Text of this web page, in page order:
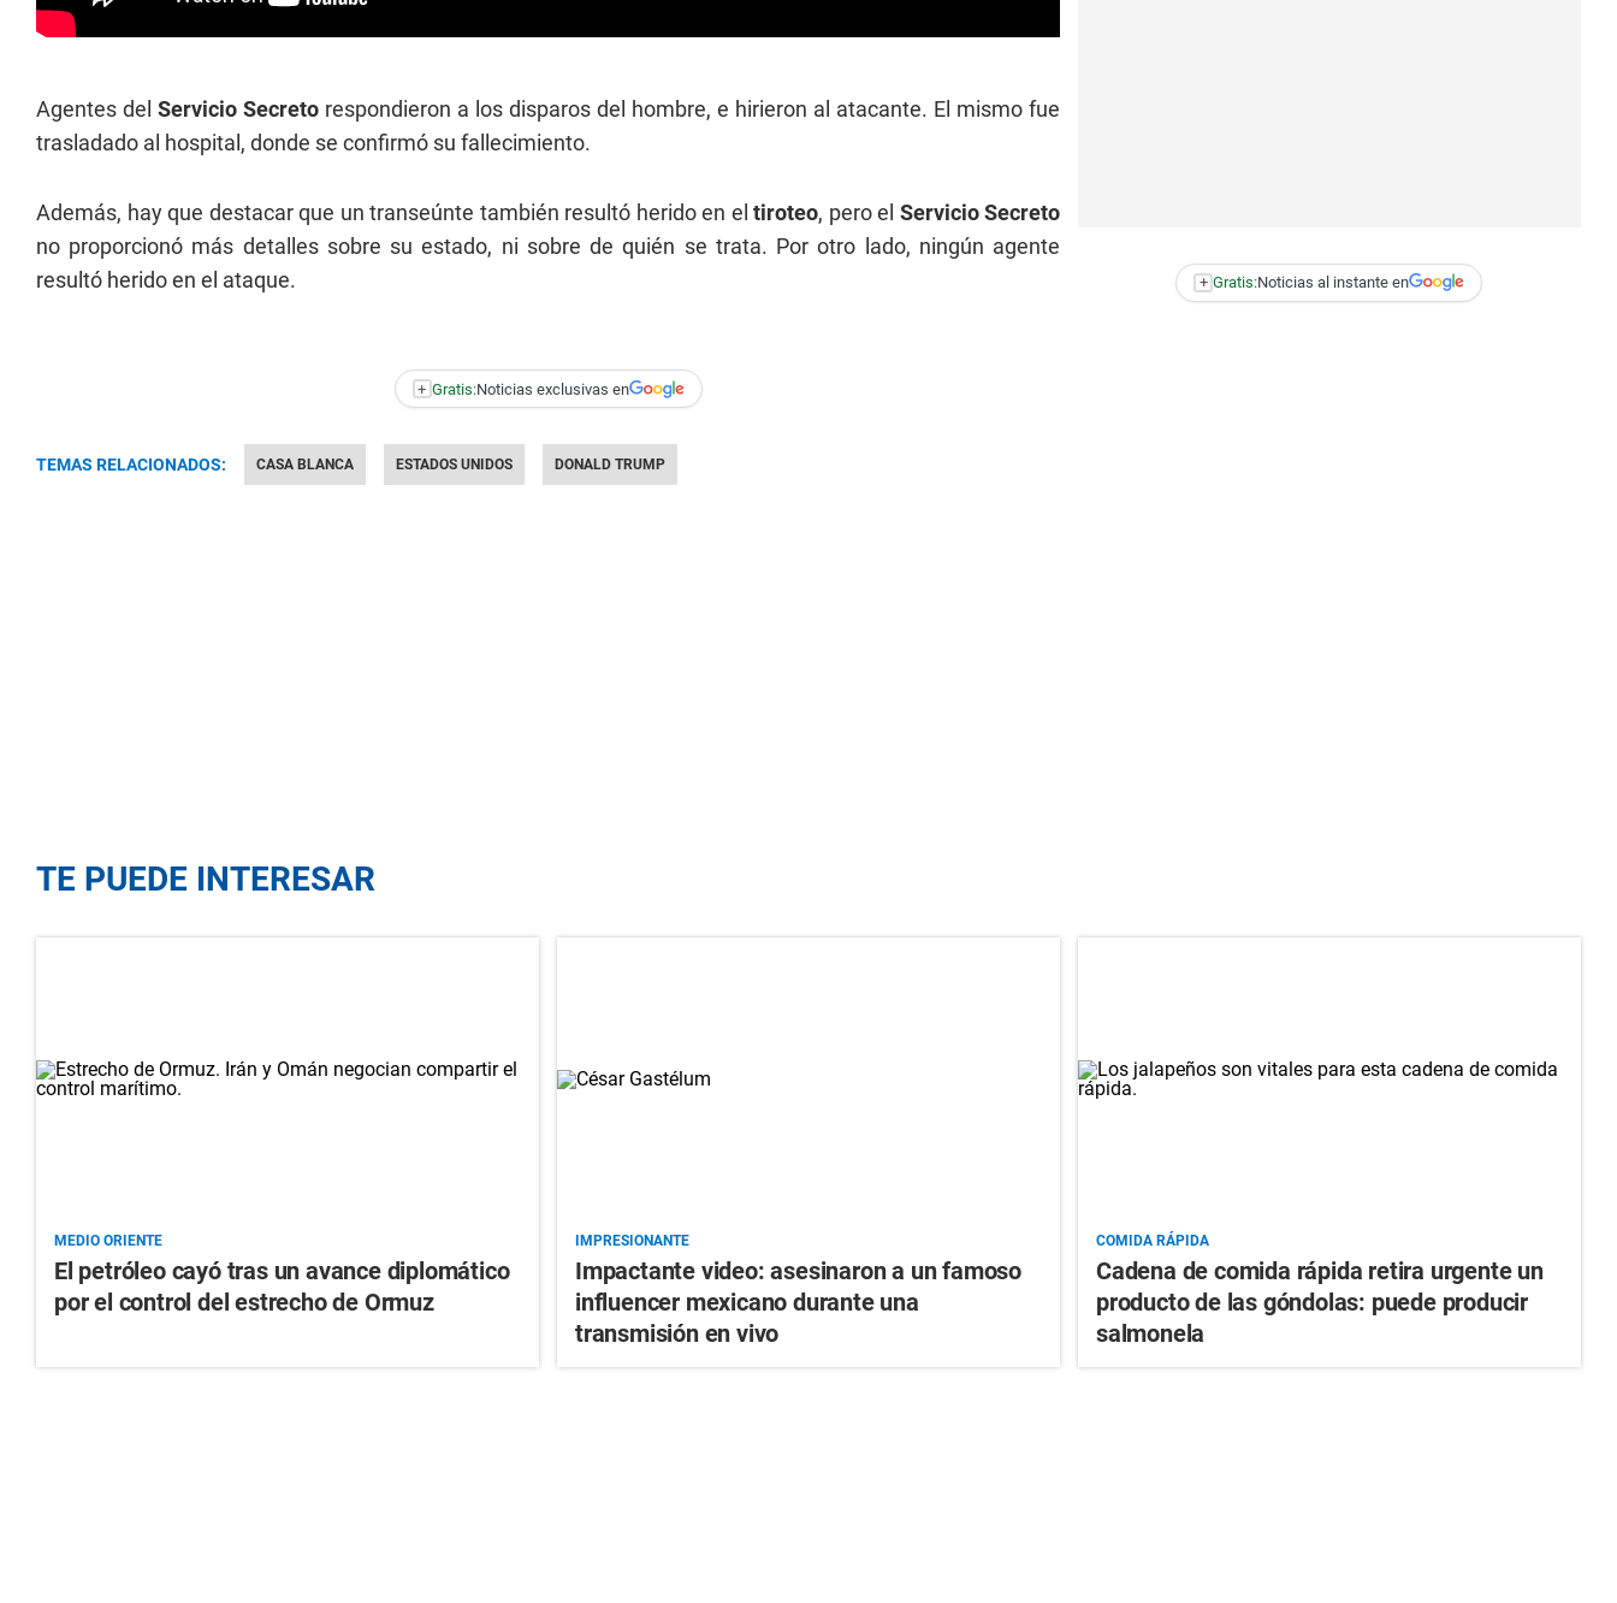
Agentes del Servicio Secreto respondieron a los disparos del hombre, e hirieron al atacante. El mismo fue
trasladado al hospital, donde se confirmó su fallecimiento.
Además, hay que destacar que un transeúnte también resultó herido en el tiroteo, pero el Servicio Secreto
no proporcionó más detalles sobre su estado, ni sobre de quién se trata. Por otro lado, ningún agente
resultó herido en el ataque.
+ Gratis:Noticias exclusivas en
TEMAS RELACIONADOS: CASA BLANCA ESTADOS UNIDOS DONALD TRUMP
+ Gratis:Noticias al instante en
TE PUEDE INTERESAR
MEDIO ORIENTE
El petróleo cayó tras un avance diplomático
por el control del estrecho de Ormuz
IMPRESIONANTE
Impactante video: asesinaron a un famoso
influencer mexicano durante una
transmisión en vivo
COMIDA RÁPIDA
Cadena de comida rápida retira urgente un
producto de las góndolas: puede producir
salmonela